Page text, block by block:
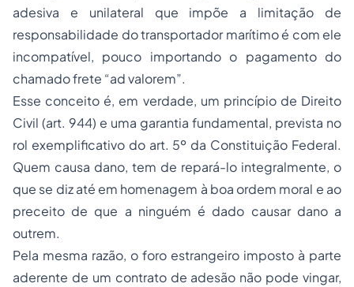
adesiva e unilateral que impõe a limitação de
responsabilidade do transportador marítimo é com ele
incompatível, pouco importando o pagamento do
chamado frete “ad valorem”.
Esse conceito é, em verdade, um princípio de Direito
Civil (art. 944) e uma garantia fundamental, prevista no
rol exemplificativo do art. 5º da Constituição Federal.
Quem causa dano, tem de repará-lo integralmente, o
que se diz até em homenagem à boa ordem moral e ao
preceito de que a ninguém é dado causar dano a
outrem.
Pela mesma razão, o foro estrangeiro imposto à parte
aderente de um contrato de adesão não pode vingar,